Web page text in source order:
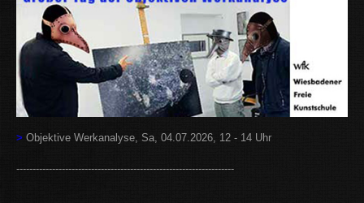
> Objektive Werkanalyse, Sa, 04.07.2026, 12 - 14 Uhr
-------------------------------------------------------------------